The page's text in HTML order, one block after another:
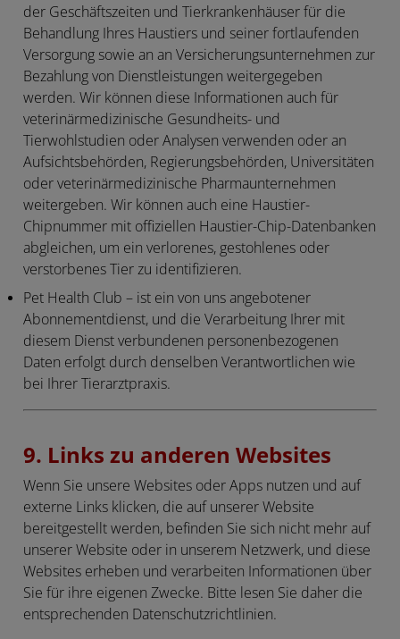
der Geschäftszeiten und Tierkrankenhäuser für die
Behandlung Ihres Haustiers und seiner fortlaufenden
Versorgung sowie an an Versicherungsunternehmen zur
Bezahlung von Dienstleistungen weitergegeben
werden. Wir können diese Informationen auch für
veterinärmedizinische Gesundheits- und
Tierwohlstudien oder Analysen verwenden oder an
Aufsichtsbehörden, Regierungsbehörden, Universitäten
oder veterinärmedizinische Pharmaunternehmen
weitergeben. Wir können auch eine Haustier-
Chipnummer mit offiziellen Haustier-Chip-Datenbanken
abgleichen, um ein verlorenes, gestohlenes oder
verstorbenes Tier zu identifizieren.
Pet Health Club – ist ein von uns angebotener
Abonnementdienst, und die Verarbeitung Ihrer mit
diesem Dienst verbundenen personenbezogenen
Daten erfolgt durch denselben Verantwortlichen wie
bei Ihrer Tierarztpraxis.
9. Links zu anderen Websites
Wenn Sie unsere Websites oder Apps nutzen und auf
externe Links klicken, die auf unserer Website
bereitgestellt werden, befinden Sie sich nicht mehr auf
unserer Website oder in unserem Netzwerk, und diese
Websites erheben und verarbeiten Informationen über
Sie für ihre eigenen Zwecke. Bitte lesen Sie daher die
entsprechenden Datenschutzrichtlinien.